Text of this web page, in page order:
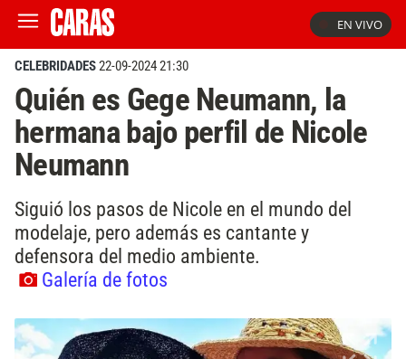
EN VIVO
CELEBRIDADES22-09-2024 21:30
Quién es Gege Neumann, la
hermana bajo perfil de Nicole
Neumann
Siguió los pasos de Nicole en el mundo del
modelaje, pero además es cantante y
defensora del medio ambiente.
Galería de fotos